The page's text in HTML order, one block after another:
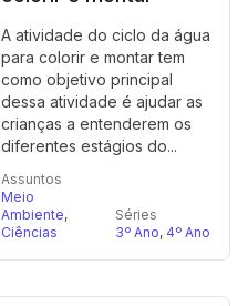
A atividade do ciclo da água
para colorir e montar tem
como objetivo principal
dessa atividade é ajudar as
crianças a entenderem os
diferentes estágios do...
Assuntos
Meio
Ambiente,
Ciências
Séries
3º Ano, 4º Ano